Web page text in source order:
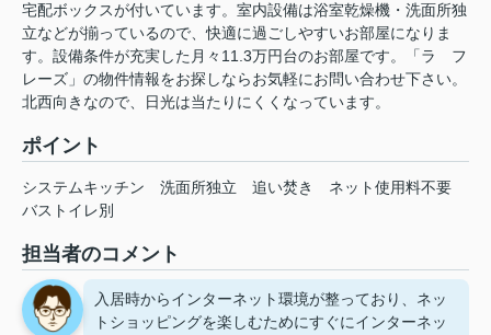
宅配ボックスが付いています。室内設備は浴室乾燥機・洗面所独
立などが揃っているので、快適に過ごしやすいお部屋になりま
す。設備条件が充実した月々11.3万円台のお部屋です。「ラ フ
レーズ」の物件情報をお探しならお気軽にお問い合わせ下さい。
北西向きなので、日光は当たりにくくなっています。
ポイント
システムキッチン 洗面所独立 追い焚き
ネット使用料不要
バストイレ別
担当者のコメント
入居時からインターネット環境が整っており、ネッ
トショッピングを楽しむためにすぐにインターネッ